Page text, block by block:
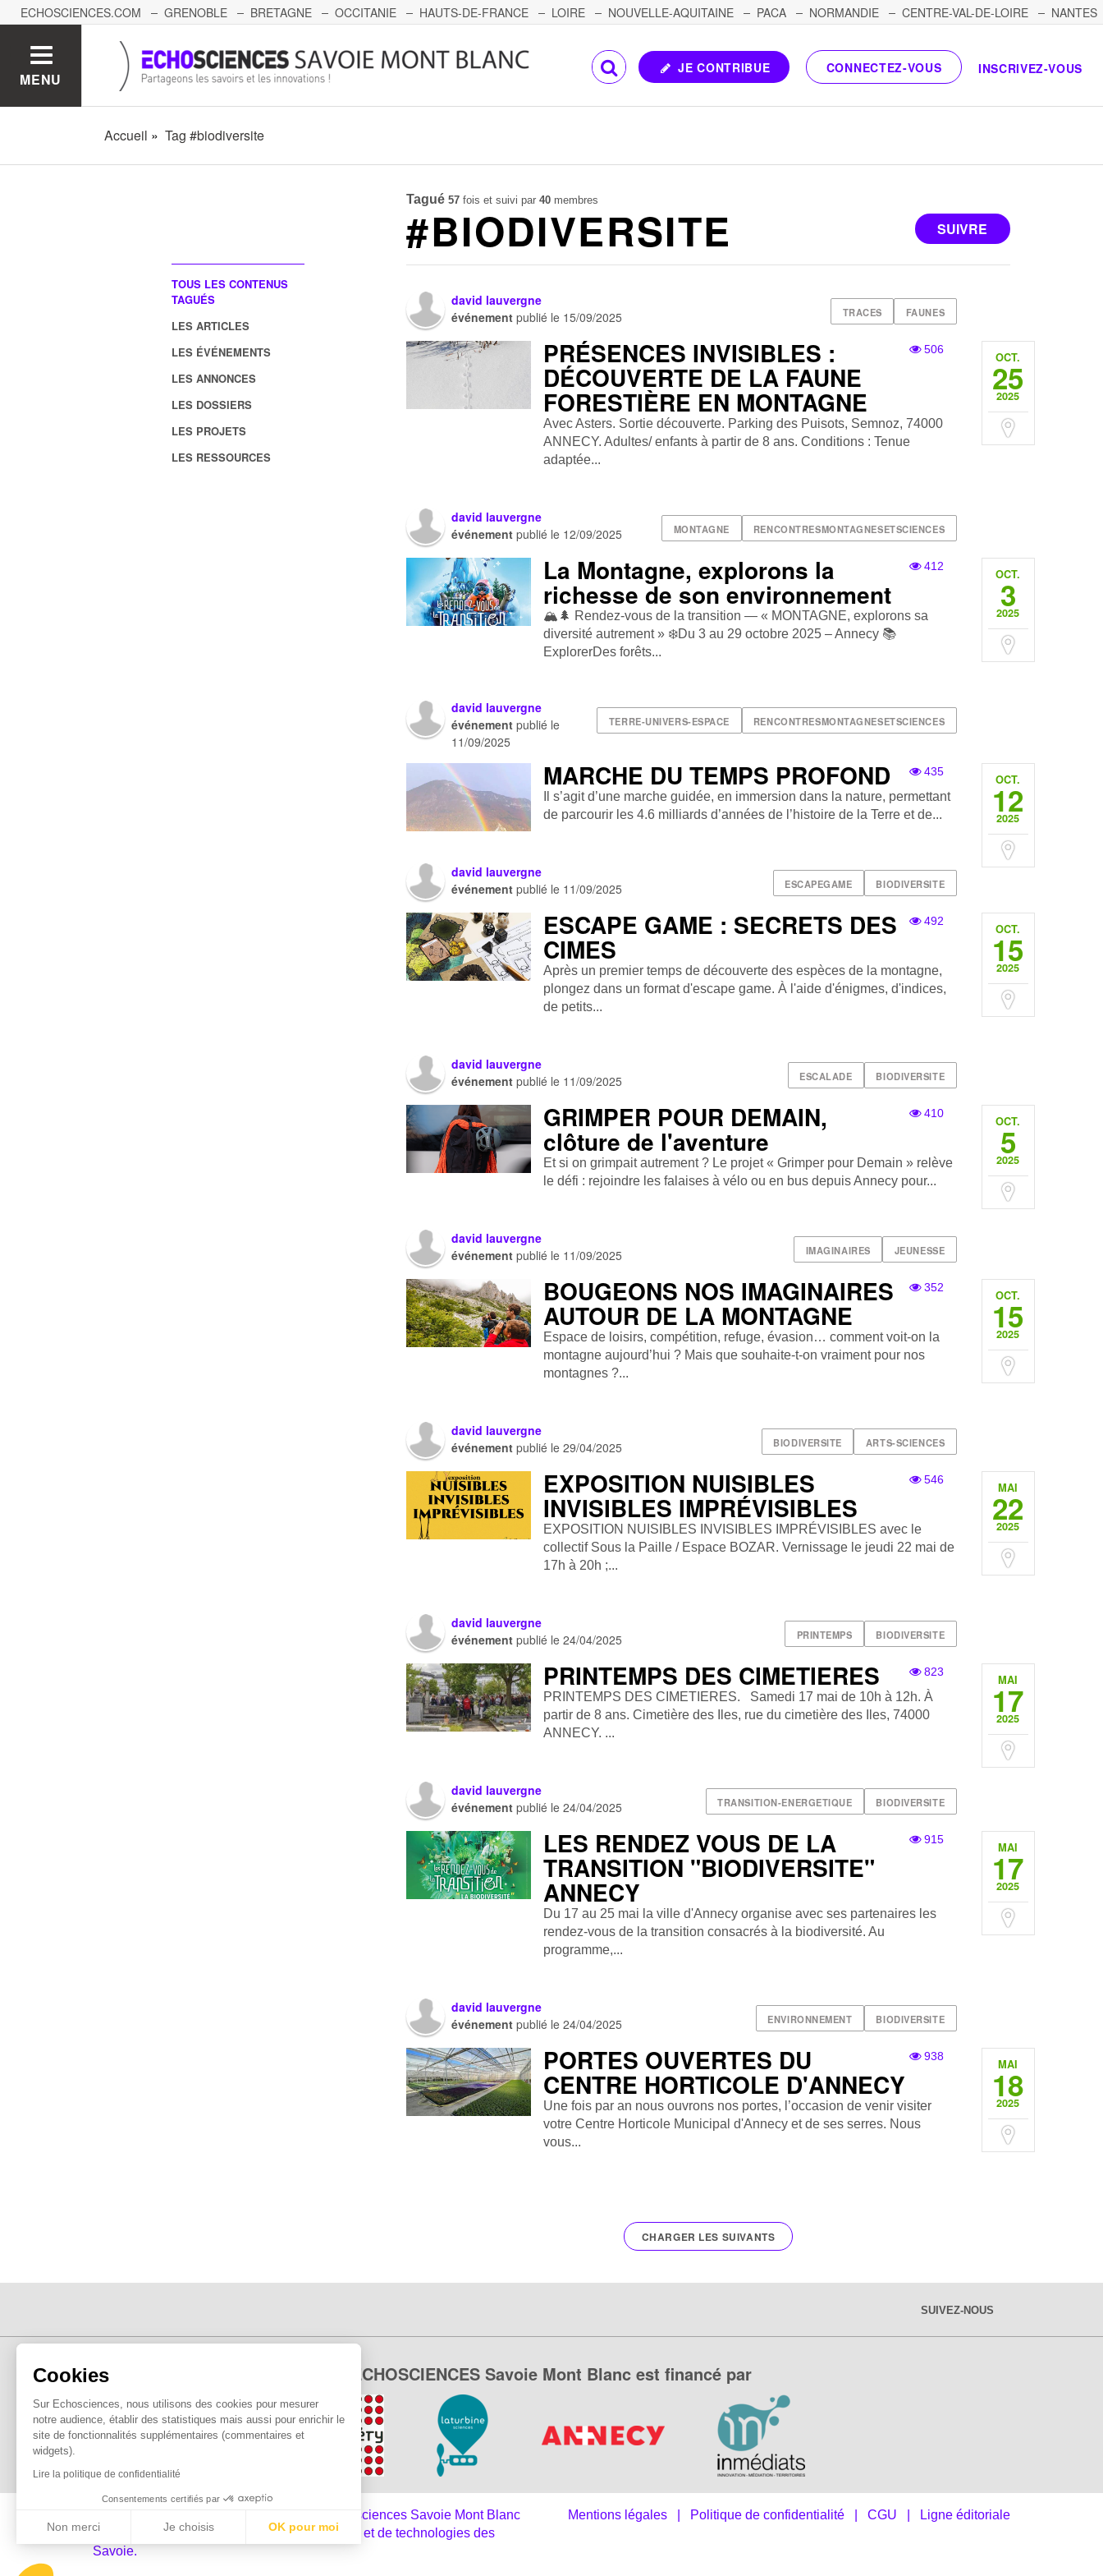
Cookies
Sur Echosciences, nous utilisons des cookies pour mesurer
notre audience, établir des statistiques mais aussi pour enrichir le
site de fonctionnalités supplémentaires (commentaires et
widgets).
Lire la politique de confidentialité
Consentements certifiés par
Non merci Je choisis OK pour moi
Axeptio consent
Plateforme de Gestion du Consentement : Personnalisez vos Options
ECHOSCIENCES.COM GRENOBLE BRETAGNE OCCITANIE HAUTS-DE-FRANCE LOIRE NOUVELLE-AQUITAINE PACA NORMANDIE CENTRE-VAL-DE-LOIRE
NANTES
MENU
JE CONTRIBUE CONNECTEZ-VOUS INSCRIVEZ-VOUS
Accueil Tag #biodiversite
TOUS LES CONTENUS
TAGUÉS
LES ARTICLES
LES ÉVÉNEMENTS
LES ANNONCES
LES DOSSIERS
LES PROJETS
LES RESSOURCES
Tagué 57 fois et suivi par40 membres
SUIVRE
#BIODIVERSITE
TRACES FAUNES
david lauvergne
événement publié le 15/09/2025
OCT.
25
2025
506
PRÉSENCES INVISIBLES :
DÉCOUVERTE DE LA FAUNE
FORESTIÈRE EN MONTAGNE
Avec Asters. Sortie découverte. Parking des Puisots, Semnoz, 74000
ANNECY. Adultes/ enfants à partir de 8 ans. Conditions : Tenue
adaptée...
MONTAGNE RENCONTRESMONTAGNESETSCIENCES
david lauvergne
événement publié le 12/09/2025
OCT.
3
2025
412
La Montagne, explorons la
richesse de son environnement
🏔️🌲 Rendez -vous de la transition — « MONTAGNE, explorons sa
diversité autrement » ❄️ Du 3 au 29 octobre 2025 – Annecy 📚
Explorer Des forêts...
TERRE-UNIVERS-ESPACE RENCONTRESMONTAGNESETSCIENCES
david lauvergne
événement publié le
11/09/2025
OCT.
12
2025
435
MARCHE DU TEMPS PROFOND
Il s’agit d’une marche guidée, en immersion dans la nature, permettant
de parcourir les 4.6 milliards d’années de l’histoire de la Terre et de...
ESCAPEGAME BIODIVERSITE
david lauvergne
événement publié le 11/09/2025
OCT.
15
2025
492
ESCAPE GAME : SECRETS DES
CIMES
Après un premier temps de découverte des espèces de la montagne,
plongez dans un format d'escape game. À l'aide d'énigmes, d'indices,
de petits...
ESCALADE BIODIVERSITE
david lauvergne
événement publié le 11/09/2025
OCT.
5
2025
410
GRIMPER POUR DEMAIN,
clôture de l'aventure
Et si on grimpait autrement ? Le projet « Grimper pour Demain » relève
le défi : rejoindre les falaises à vélo ou en bus depuis Annecy pour...
IMAGINAIRES JEUNESSE
david lauvergne
événement publié le 11/09/2025
OCT.
15
2025
352
BOUGEONS NOS IMAGINAIRES
AUTOUR DE LA MONTAGNE
Espace de loisirs, compétition, refuge, évasion… comment voit-on la
montagne aujourd’hui ? Mais que souhaite-t-on vraiment pour nos
montagnes ?...
BIODIVERSITE ARTS-SCIENCES
david lauvergne
événement publié le29/04/2025
MAI
22
2025
546
EXPOSITION NUISIBLES
INVISIBLES IMPRÉVISIBLES
EXPOSITION NUISIBLES INVISIBLES IMPRÉVISIBLES avec le
collectif Sous la Paille / Espace BOZAR. Vernissage le jeudi 22 mai de
17h à 20h ;...
PRINTEMPS BIODIVERSITE
david lauvergne
événement publié le24/04/2025
MAI
17
2025
823
PRINTEMPS DES CIMETIERES
PRINTEMPS DES CIMETIERES. Samedi 17 mai de 10h à 12h. À
partir de 8 ans. Cimetière des Iles, rue du cimetière des Iles, 74000
ANNECY. ...
TRANSITION-ENERGETIQUE BIODIVERSITE
david lauvergne
événement publié le24/04/2025
MAI
17
2025
915
LES RENDEZ VOUS DE LA
TRANSITION "BIODIVERSITE"
ANNECY
Du 17 au 25 mai la ville d'Annecy organise avec ses partenaires les
rendez-vous de la transition consacrés à la biodiversité. Au
programme,...
ENVIRONNEMENT BIODIVERSITE
david lauvergne
événement publié le24/04/2025
MAI
18
2025
938
PORTES OUVERTES DU
CENTRE HORTICOLE D'ANNECY
Une fois par an nous ouvrons nos portes, l’occasion de venir visiter
votre Centre Horticole Municipal d'Annecy et de ses serres. Nous
vous...
CHARGER LES SUIVANTS
SUIVEZ-NOUS
ECHOSCIENCES Savoie Mont Blanc est financé par
Explorer, s’exprimer, rentrer en contact : Echosciences Savoie Mont Blanc
est le réseau social des amateurs de sciences et de technologies des
Savoie.
Mentions légales| Politique de confidentialité| CGU Ligne éditoriale